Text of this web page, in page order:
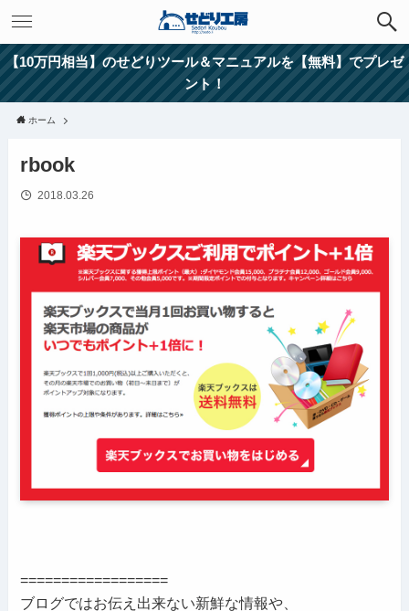
【10万円相当】のせどりツール＆マニュアルを【無料】でプレゼ
ント！
ホーム
rbook
2018.03.26
==================
ブログではお伝え出来ない新鮮な情報や、